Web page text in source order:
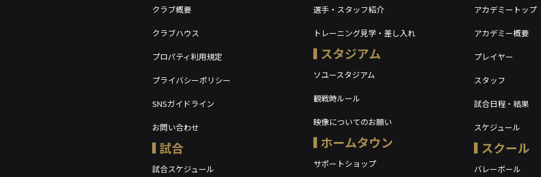
クラブ概要
クラブハウス
プロパティ利用規定
プライバシーポリシー
SNSガイドライン
お問い合わせ
試合
試合スケジュール
選手・スタッフ紹介
トレーニング見学・差し入れ
スタジアム
ソユースタジアム
観戦時ルール
映像についてのお願い
ホームタウン
サポートショップ
アカデミートップ
アカデミー概要
プレイヤー
スタッフ
試合日程・結果
スケジュール
スクール
バレーボール